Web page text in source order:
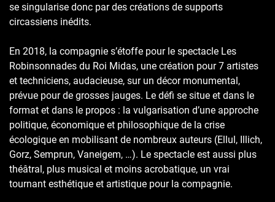
se singularise donc par des créations de supports
circassiens inédits.
En 2018, la compagnie s’étoffe pour le spectacle Les
Robinsonnades du Roi Midas, une création pour 7 artistes
et techniciens, audacieuse, sur un décor monumental,
prévue pour de grosses jauges. Le défi se situe et dans le
format et dans le propos : la vulgarisation d’une approche
politique, économique et philosophique de la crise
écologique en mobilisant de nombreux auteurs (Ellul, Illich,
Gorz, Semprun, Vaneigem, …). Le spectacle est aussi plus
théâtral, plus musical et moins acrobatique, un vrai
tournant esthétique et artistique pour la compagnie.